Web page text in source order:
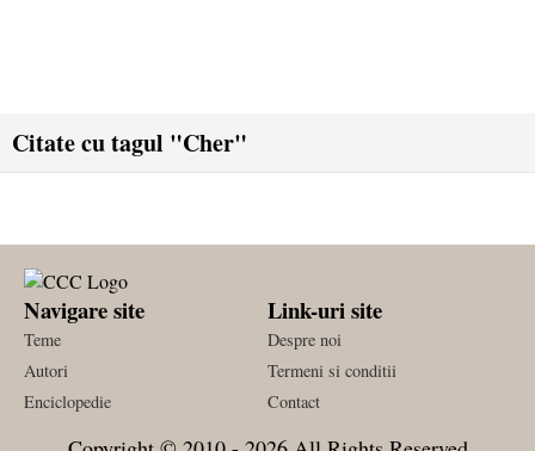
Citate cu tagul "Cher"
Navigare site
Teme
Autori
Enciclopedie
Link-uri site
Despre noi
Termeni si conditii
Contact